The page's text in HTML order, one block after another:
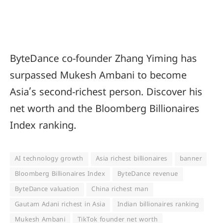
ByteDance co-founder Zhang Yiming has
surpassed Mukesh Ambani to become
Asia’s second-richest person. Discover his
net worth and the Bloomberg Billionaires
Index ranking.
AI technology growth Asia richest billionaires
banner
Bloomberg Billionaires Index
ByteDance revenue
ByteDance valuation
China richest man
Gautam Adani richest in Asia
Indian billionaires ranking
Mukesh Ambani
TikTok founder net worth